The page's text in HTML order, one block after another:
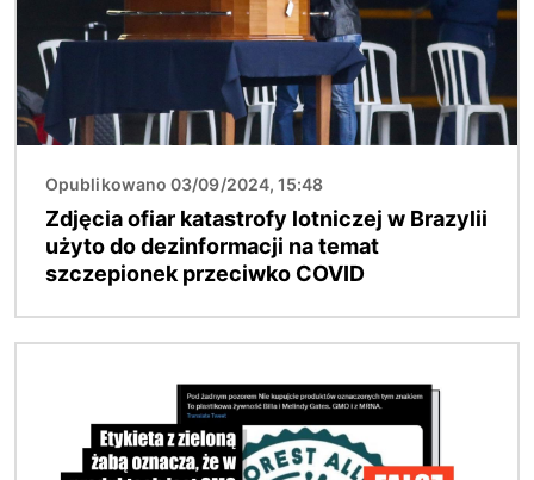
Opublikowano 03/09/2024, 15:48
Zdjęcia ofiar katastrofy lotniczej w Brazylii
użyto do dezinformacji na temat
szczepionek przeciwko COVID